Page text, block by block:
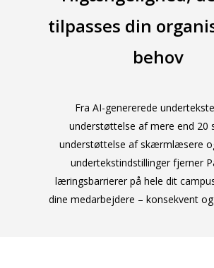
tilpasses din
behov
Fra AI-genererede
understøttelse af mere end 20
understøttelse af skærmlæsere
undertekstindstillinger fjerner
læringsbarrierer på hele dit
dine medarbejdere – konsekvent